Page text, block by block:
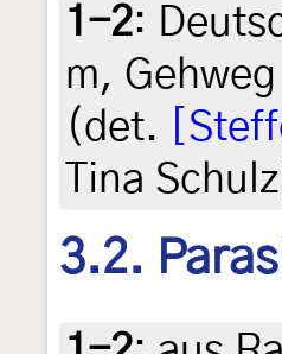
1-2:
m,
(det.
Tina
3.2.